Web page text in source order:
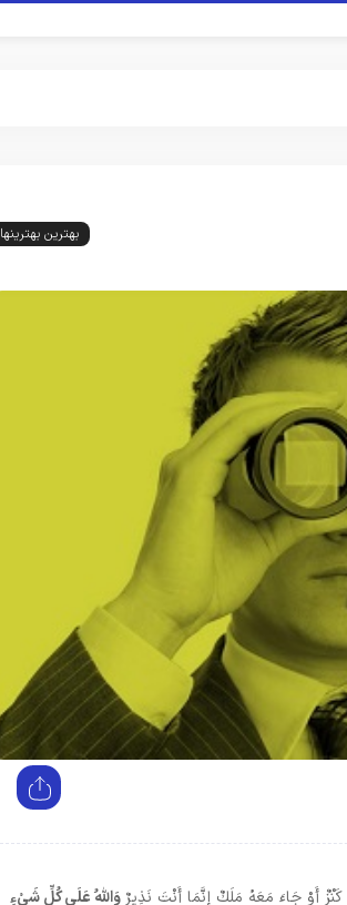
بهترین بهترینها
أَوْ جَاءَ مَعَهُ مَلَكٌ إِنَّمَا أَنْتَ نَذِيرٌوَاللَّهُ عَلَى كُلِّ شَيْءٍ